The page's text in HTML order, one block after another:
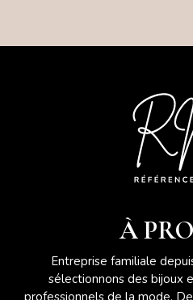
À
Entreprise familiale
sélectionnons des bijoux